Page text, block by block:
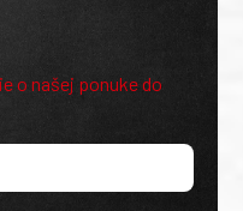
o našej ponuke do